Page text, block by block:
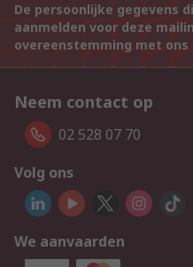
De persoonlijke gegevens
aanmelden voor deze
overeenstemming met ons
Neem contact op
02 528 07 70
Volg ons
We aanvaarden